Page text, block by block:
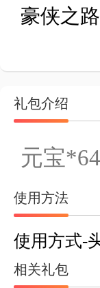
豪侠之
礼包介绍
元宝
使用方法
使用方式-
相关礼包